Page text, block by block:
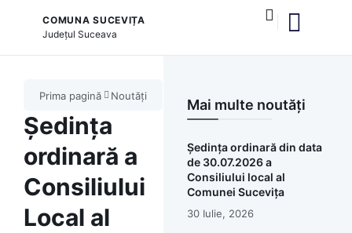
COMUNA SUCEVIȚA
JudețulSuceava
Prima pagină Noutăți
Ședința
ordinară a
Consiliului
Local al
Mai multe noutăți
Ședința ordinară din data
de 30.07.2026 a
Consiliului local al
Comunei Sucevița
30 Iulie, 2026